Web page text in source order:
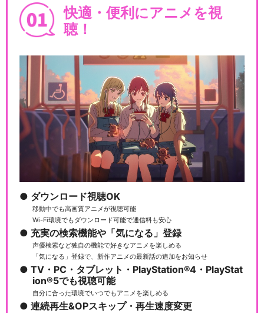
快適・便利にアニメを視
聴！
ダウンロード視聴OK
移動中でも高画質アニメが視聴可能
Wi-Fi環境でもダウンロード可能で通信料も安心
充実の検索機能や「気になる」登録
声優検索など独自の機能で好きなアニメを楽しめる
「気になる」登録で、新作アニメの最新話の追加をお知らせ
TV・PC・タブレット・PlayStation®4・PlayStat
ion®5でも視聴可能
自分に合った環境でいつでもアニメを楽しめる
連続再生&OPスキップ・再生速度変更